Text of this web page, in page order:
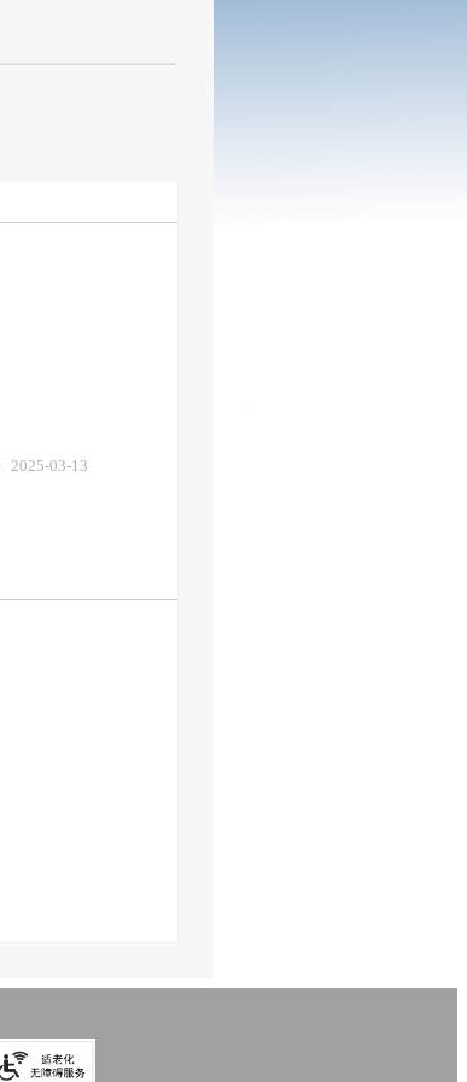
2025-03-13